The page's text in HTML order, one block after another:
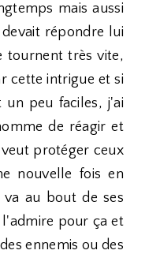
mais aussi
répondre lui
tournent très vite,
cette intrigue et si
un peu faciles, j'ai
de réagir et
protéger ceux
nouvelle fois en
va au bout de ses
l'admire pour ça et
ennemis ou des